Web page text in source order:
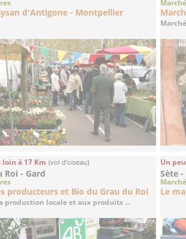
d'Antigone - Montpellier
à 17 Km (vol d'oiseau)
Roi - Gard
producteurs et Bio du Grau du Roi
production locale et aux produits ...
Un
Sète
Le